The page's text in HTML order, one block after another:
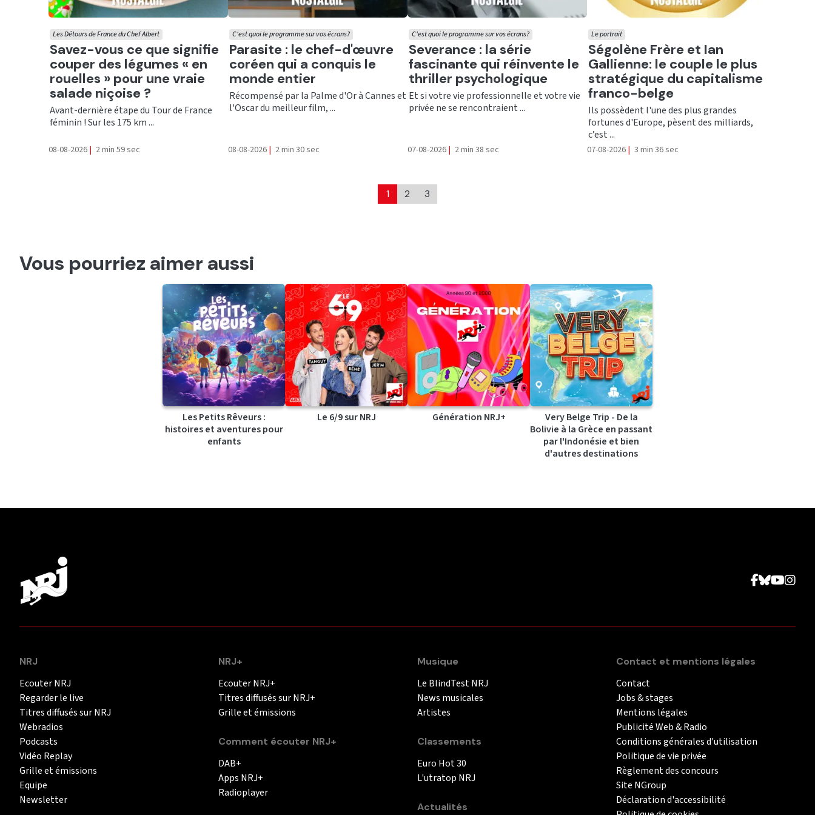
Ecouter
Savez-vous ce que signifie
couper des légumes « en
rouelles » pour une vraie
salade niçoise ?
Les Détours de France du Chef Albert
Avant-dernière étape du Tour de France
féminin ! Sur les 175 km ...
08-08-2026 | 2 min 59 sec
Ecouter
Parasite : le chef-d'œuvre
coréen qui a conquis le
monde entier
C'est quoi le programme sur vos écrans?
Récompensé par la Palme d'Or à Cannes et
l'Oscar du meilleur film, ...
08-08-2026 | 2 min 30 sec
Ecouter
Severance : la série
fascinante qui réinvente le
thriller psychologique
C'est quoi le programme sur vos écrans?
Et si votre vie professionnelle et votre vie
privée ne se rencontraient ...
07-08-2026 | 2 min 38 sec
Ecouter
Ségolène Frère et Ian
Gallienne: le couple le plus
stratégique du capitalisme
franco-belge
Le portrait
Ils possèdent l'une des plus grandes
fortunes d'Europe, pèsent des milliards,
c’est ...
07-08-2026 | 3 min 36 sec
1 2 3
Vous pourriez aimer aussi
Les Petits Rêveurs :
histoires et aventures pour
enfants
Le 6/9 sur NRJ Génération NRJ+
Very Belge Trip - De la
Bolivie à la Grèce en passant
par l'Indonésie et bien
d'autres destinations
NRJ
Ecouter NRJ
Regarder le live
Titres diffusés sur NRJ
Webradios
Podcasts
Vidéo Replay
Grille et émissions
Equipe
Newsletter
NRJ+
Ecouter NRJ+
Titres diffusés sur NRJ+
Grille et émissions
Comment écouter NRJ+
DAB+
Apps NRJ+
Radioplayer
Musique
Le BlindTest NRJ
News musicales
Artistes
Classements
Euro Hot 30
L'utratop NRJ
Actualités
Contact et mentions légales
Contact
Jobs & stages
Mentions légales
Publicité Web & Radio
Conditions générales d'utilisation
Politique de vie privée
Règlement des concours
Site NGroup
Déclaration d'accessibilité